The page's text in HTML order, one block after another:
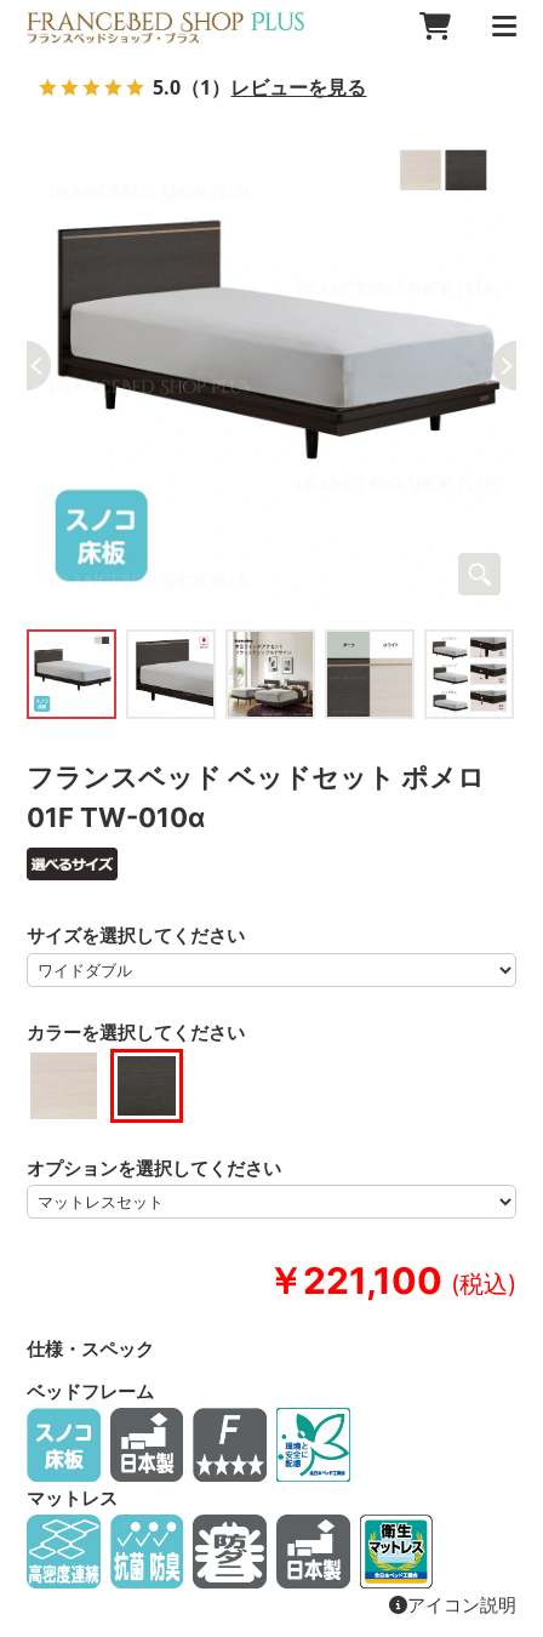
フランスベッド ベッドセット ポメロ
01F TW-010α
￥221,100
カラーを選択してください
サイズを選択してください
オプションを選択してください
仕様・スペック
ベッドフレーム
マットレス
アイコン説明
5.0 （1） レビューを見る